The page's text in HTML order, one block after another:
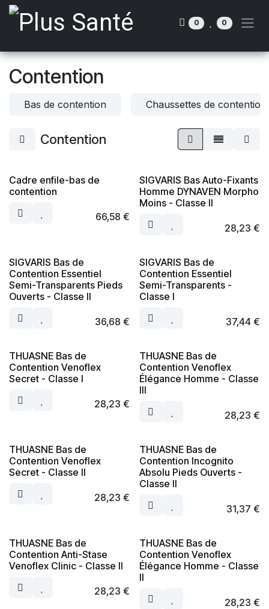
Se rendre au contenu
0 0
Contention
Bas de contention Chaussettes de contention
Contention
Cadre enfile-bas de
contention
66,58 €
SIGVARIS Bas Auto-Fixants
Homme DYNAVEN Morpho
Moins - Classe II
28,23 €
SIGVARIS Bas de
Contention Essentiel
Semi-Transparents Pieds
Ouverts - Classe II
36,68 €
SIGVARIS Bas de
Contention Essentiel
Semi-Transparents -
Classe I
37,44 €
THUASNE Bas de
Contention Venoflex
Secret - Classe I
28,23 €
THUASNE Bas de
Contention Venoflex
Élégance Homme - Classe
III
28,23 €
THUASNE Bas de
Contention Venoflex
Secret - Classe II
28,23 €
THUASNE Bas de
Contention Incognito
Absolu Pieds Ouverts -
Classe II
31,37 €
THUASNE Bas de
Contention Anti-Stase
Venoflex Clinic - Classe II
28,23 €
THUASNE Bas de
Contention Venoflex
Élégance Homme - Classe
II
28,23 €